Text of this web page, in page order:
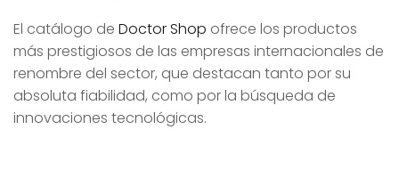
El catálogo de Doctor Shop ofrece los productos
más prestigiosos de las empresas internacionales de
renombre del sector, que destacan tanto por su
absoluta fiabilidad, como por la búsqueda de
innovaciones tecnológicas.